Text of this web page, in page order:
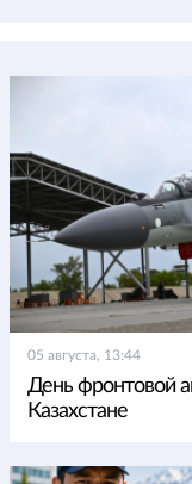
05 августа, 13:44
День фронтовой
Казахстане